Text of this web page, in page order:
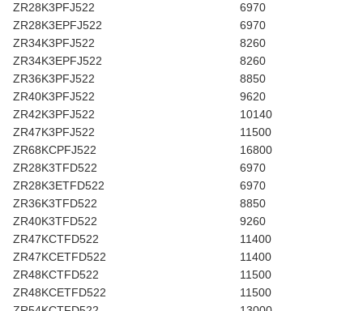
ZR28K3PFJ522
6970
ZR28K3EPFJ522
6970
ZR34K3PFJ522
8260
ZR34K3EPFJ522
8260
ZR36K3PFJ522
8850
ZR40K3PFJ522
9620
ZR42K3PFJ522
10140
ZR47K3PFJ522
11500
ZR68KCPFJ522
16800
ZR28K3TFD522
6970
ZR28K3ETFD522
6970
ZR36K3TFD522
8850
ZR40K3TFD522
9260
ZR47KCTFD522
11400
ZR47KCETFD522
11400
ZR48KCTFD522
11500
ZR48KCETFD522
11500